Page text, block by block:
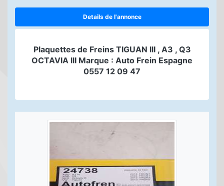
Details de l'annonce
Plaquettes de Freins TIGUAN III , A3 , Q3
OCTAVIA III Marque : Auto Frein Espagne
0557 12 09 47